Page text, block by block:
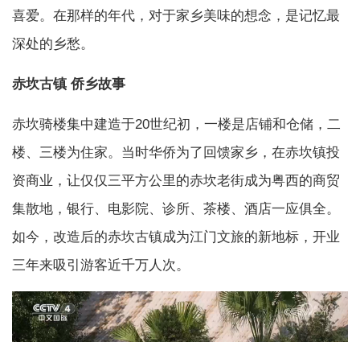
喜爱。在那样的年代，对于家乡美味的想念，是记忆最
深处的乡愁。
赤坎古镇 侨乡故事
赤坎骑楼集中建造于20世纪初，一楼是店铺和仓储，二
楼、三楼为住家。当时华侨为了回馈家乡，在赤坎镇投
资商业，让仅仅三平方公里的赤坎老街成为粤西的商贸
集散地，银行、电影院、诊所、茶楼、酒店一应俱全。
如今，改造后的赤坎古镇成为江门文旅的新地标，开业
三年来吸引游客近千万人次。